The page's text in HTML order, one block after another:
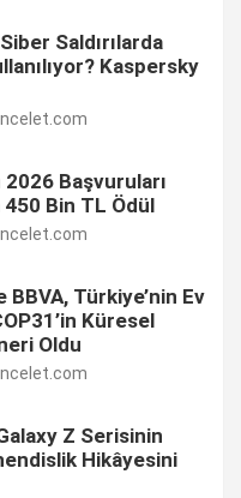
Saldırılarda
Kaspersky
Başvuruları
450 Bin TL Ödül
BBVA, Türkiye’nin Ev
Küresel
Oldu
Z Serisinin
Hikâyesini